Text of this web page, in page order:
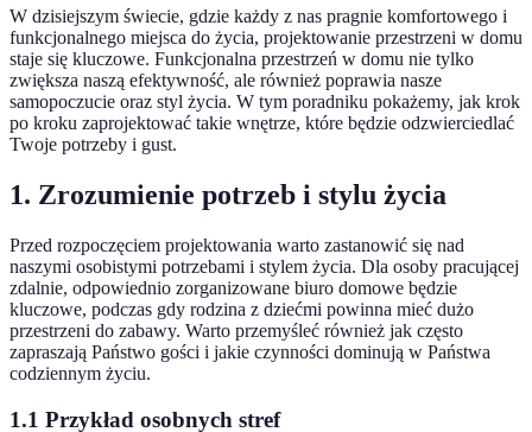
W dzisiejszym świecie, gdzie każdy z nas pragnie komfortowego i
funkcjonalnego miejsca do życia, projektowanie przestrzeni w domu
staje się kluczowe. Funkcjonalna przestrzeń w domu nie tylko
zwiększa naszą efektywność, ale również poprawia nasze
samopoczucie oraz styl życia. W tym poradniku pokażemy, jak krok
po kroku zaprojektować takie wnętrze, które będzie odzwierciedlać
Twoje potrzeby i gust.
1. Zrozumienie potrzeb i stylu życia
Przed rozpoczęciem projektowania warto zastanowić się nad
naszymi osobistymi potrzebami i stylem życia. Dla osoby pracującej
zdalnie, odpowiednio zorganizowane biuro domowe będzie
kluczowe, podczas gdy rodzina z dziećmi powinna mieć dużo
przestrzeni do zabawy. Warto przemyśleć również jak często
zapraszają Państwo gości i jakie czynności dominują w Państwa
codziennym życiu.
1.1 Przykład osobnych stref